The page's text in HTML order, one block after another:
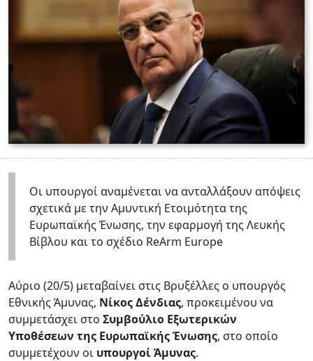
Οι υπουργοί αναμένεται να ανταλλάξουν απόψεις
σχετικά με την Αμυντική Ετοιμότητα της
Ευρωπαϊκής Ένωσης, την εφαρμογή της Λευκής
Βίβλου και το σχέδιο ReArm Europe
Αύριο (20/5) μεταβαίνει στις Βρυξέλλες ο υπουργός
Εθνικής Άμυνας, Νίκος Δένδιας, προκειμένου να
συμμετάσχει στο Συμβούλιο Εξωτερικών
Υποθέσεων της Ευρωπαϊκής Ένωσης, στο οποίο
συμμετέχουν οι υπουργοί Άμυνας.